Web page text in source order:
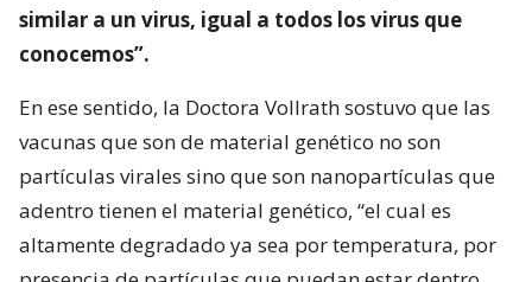
similar a un virus, igual a todos los virus que
conocemos”.
En ese sentido, la Doctora Vollrath sostuvo que las
vacunas que son de material genético no son
partículas virales sino que son nanopartículas que
adentro tienen el material genético, “el cual es
altamente degradado ya sea por temperatura, por